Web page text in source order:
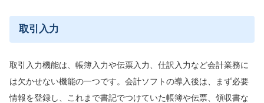
取引入力
取引入力機能は、帳簿入力や伝票入力、仕訳入力など会計業務に
は欠かせない機能の一つです。会計ソフトの導入後は、まず必要
情報を登録し、これまで書記でつけていた帳簿や伝票、領収書な